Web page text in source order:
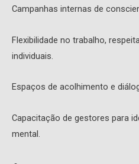
Campanhas internas de
Flexibilidade no trabalho,
individuais.
Espaços de acolhimento e
Capacitação de gestores para
mental.